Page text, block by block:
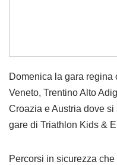
Domenica la gara
Veneto, Trentino Alto
Croazia e Austria dove
gare di Triathlon Kids &
Percorsi in sicurezza